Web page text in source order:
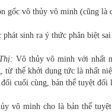
gốc vô thủy vô minh (cũng là
phát sinh ra ý thức phân biệt
Vô thủy vô minh với nhất
từ thể khởi dụng tức là nhất
cuối cùng, bản thể tuyệt
vô minh cho là bản thể